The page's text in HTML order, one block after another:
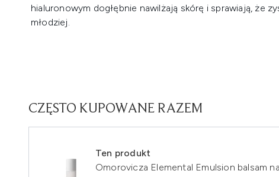
hialuronowym dogłębnie nawilżają skórę i sprawiają, że
młodziej.
CZĘSTO KUPOWANE RAZEM
Ten produkt
Omorovicza Elemental Emulsion balsam